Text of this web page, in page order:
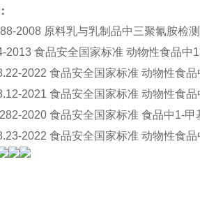
500mg 12mL 20
1000mg 12mL 20
1000mg 20mL 20
注：其他规格和性质吸附剂可定制
2008 原料乳与乳制品中三聚氰胺检
2013 食品安全国家标准 动物性食品
2022 食品安全国家标准 动物性食
2021 食品安全国家标准 动物性食
2020 食品安全国家标准 食品中1-
2022 食品安全国家标准 动物性食